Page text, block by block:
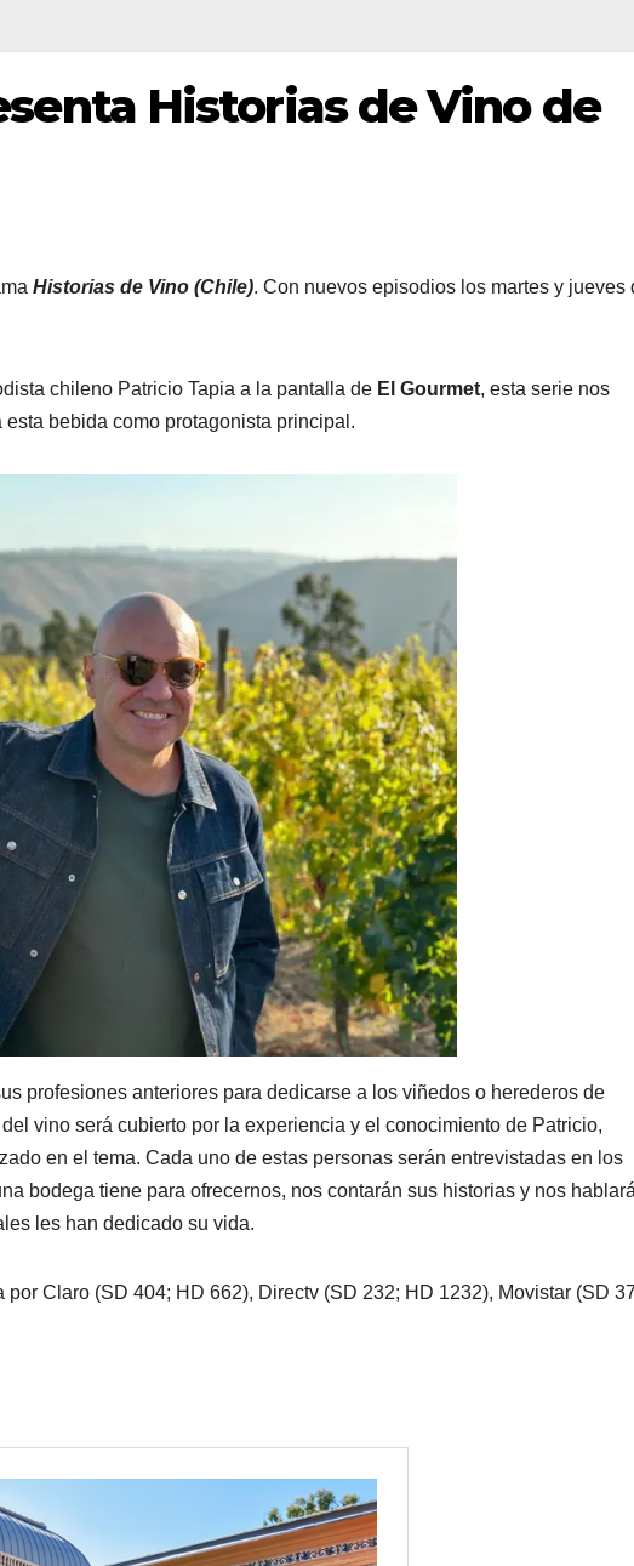
Historias de Vino de
Historias de Vino (Chile). Con nuevos episodios los martes y jueves
chileno Patricio Tapia a la pantalla de El Gourmet, esta serie nos
bebida como protagonista principal.
profesiones anteriores para dedicarse a los viñedos o herederos de
vino será cubierto por la experiencia y el conocimiento de Patricio,
en el tema. Cada uno de estas personas serán entrevistadas en los
bodega tiene para ofrecernos, nos contarán sus historias y nos
les han dedicado su vida.
Claro (SD 404; HD 662), Directv (SD 232; HD 1232), Movistar (SD